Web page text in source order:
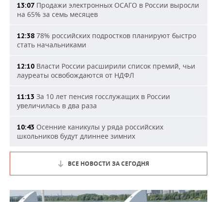
13:07 Продажи электронных ОСАГО в России выросли
на 65% за семь месяцев
12:38 78% российских подростков планируют быстро
стать начальниками
12:10 Власти России расширили список премий, чьи
лауреаты освобождаются от НДФЛ
11:13 За 10 лет пенсия госслужащих в России
увеличилась в два раза
10:43 Осенние каникулы у ряда российских
школьников будут длиннее зимних
ВСЕ НОВОСТИ ЗА СЕГОДНЯ